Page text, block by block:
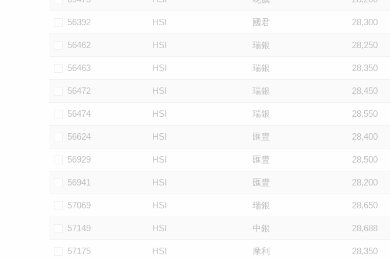
56392 HSI 國君 28,300
56462 HSI 瑞銀 28,250
56463 HSI 瑞銀 28,350
56472 HSI 瑞銀 28,450
56474 HSI 瑞銀 28,550
56624 HSI 匯豐 28,400
56929 HSI 匯豐 28,500
56941 HSI 匯豐 28,200
57069 HSI 瑞銀 28,650
57149 HSI 中銀 28,688
57175 HSI 摩利 28,350